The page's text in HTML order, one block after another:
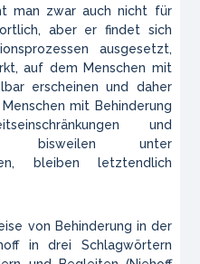
man zwar auch nicht für
aber er findet sich
ausgesetzt,
auf dem Menschen mit
erscheinen und daher
mit Behinderung
und
bisweilen unter
bleiben letztendlich
von Behinderung in der
in drei Schlagwörtern